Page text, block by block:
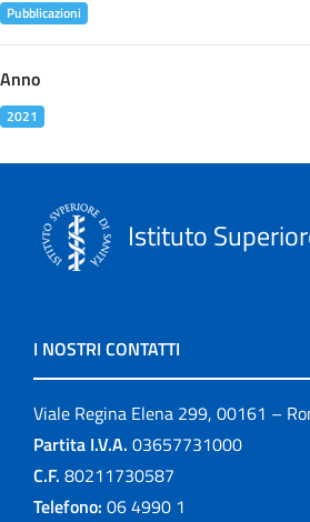
Pubblicazioni
Anno
2021
Istituto
I NOSTRI CONTATTI
Viale Regina Elena 299, 00161 –
Partita I.V.A. 03657731000
C.F. 80211730587
Telefono: 06 4990 1